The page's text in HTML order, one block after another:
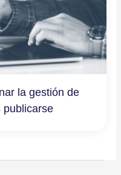
la gestión de
publicarse